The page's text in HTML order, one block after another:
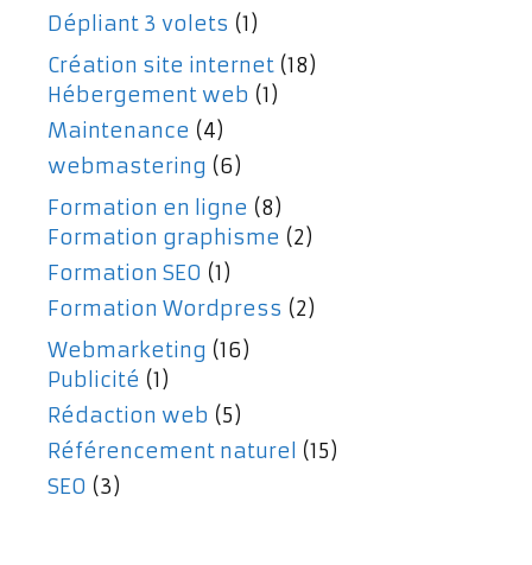
Dépliant 3 volets (1)
Création site internet (18)
Hébergement web (1)
Maintenance (4)
webmastering (6)
Formation en ligne (8)
Formation graphisme (2)
Formation SEO (1)
Formation Wordpress (2)
Webmarketing (16)
Publicité (1)
Rédaction web (5)
Référencement naturel (15)
SEO (3)